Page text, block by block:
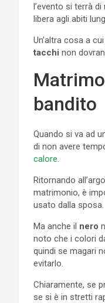
l’evento si terrà
libera agli abiti
Un’altra cosa a
tacchi non
bandito
Quando si va ad
di non avere
calore.
Ritornando
matrimonio, è
usato dalla sposa.
Ma anche il nero
noto che i colori
quindi se magari
evitarlo.
Chiaramente, se
se si è in stretti